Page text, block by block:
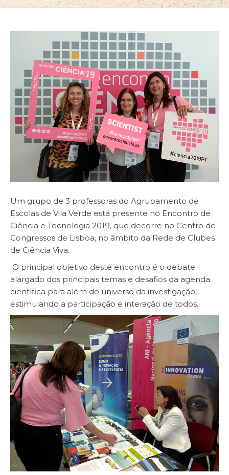
Um grupo de 3 professoras do Agrupamento de
Escolas de Vila Verde está presente no Encontro de
Ciência e Tecnologia 2019, que decorre no Centro de
Congressos de Lisboa, no âmbito da Rede de Clubes
de Ciência Viva.
O principal objetivo deste encontro é o debate
alargado dos principais temas e desafios da agenda
científica para além do universo da investigação,
estimulando a participação e interação de todos.